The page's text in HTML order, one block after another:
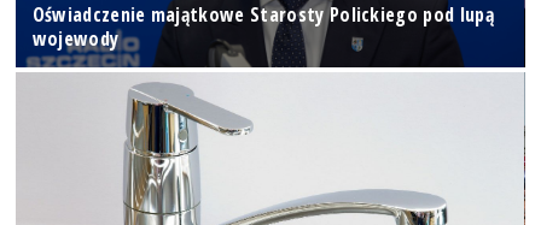
Oświadczenie majątkowe Starosty Polickiego pod lupą
wojewody